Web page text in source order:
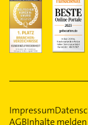
Impressum
AGBInhalte melden